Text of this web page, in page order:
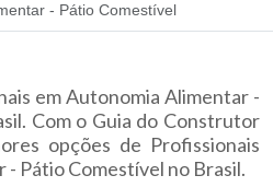
- Pátio Comestível
em Autonomia Alimentar -
Com o Guia do Construtor
opções de Profissionais
Pátio Comestível no Brasil.